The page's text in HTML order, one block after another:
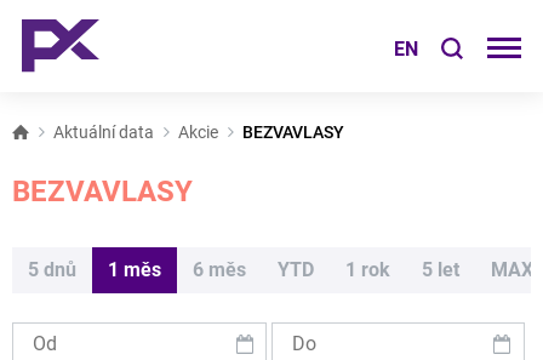
EN
Aktuální data Akcie BEZVAVLASY
BEZVAVLASY
5 dnů 1 měs 6 měs YTD 1 rok 5 let MAX